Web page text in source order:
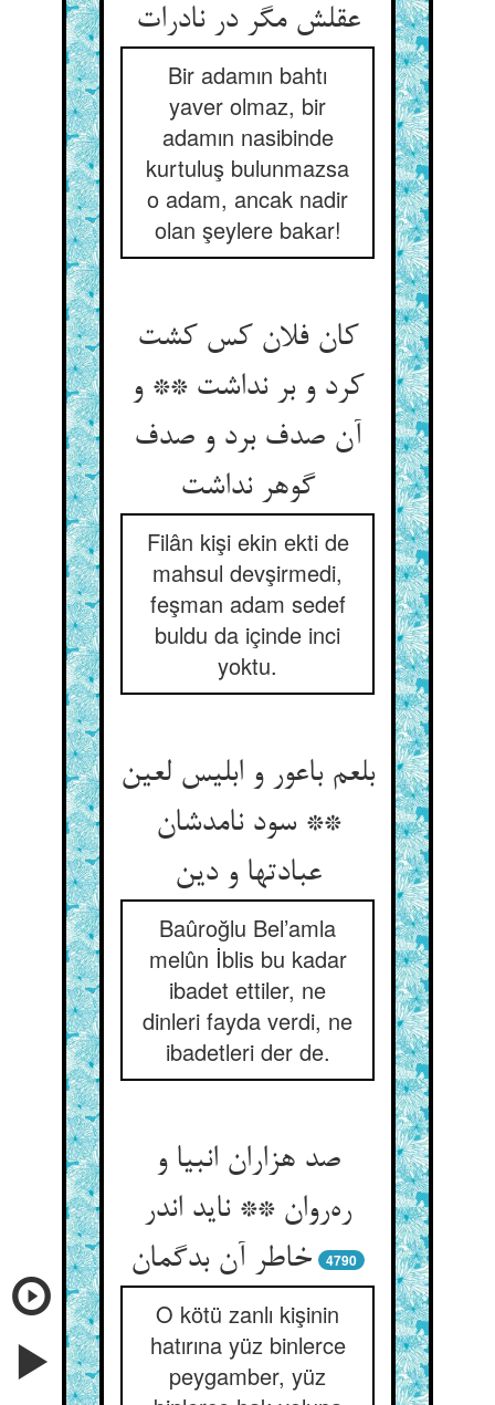
عقلش مگر در نادرات
Bir adamın bahtı
yaver olmaz, bir
adamın nasibinde
kurtuluş bulunmazsa
o adam, ancak nadir
olan şeylere bakar!
کان فلان کس کشت
کرد و بر نداشت ** و
آن صدف برد و صدف
گوهر نداشت
Filân kişi ekin ekti de
mahsul devşirmedi,
feşman adam sedef
buldu da içinde inci
yoktu.
بلعم باعور و ابلیس لعین
** سود نامدشان
عبادتها و دین
Baûroğlu Bel’amla
melûn İblis bu kadar
ibadet ettiler, ne
dinleri fayda verdi, ne
ibadetleri der de.
صد هزاران انبیا و
ره‌روان ** ناید اندر
خاطر آن بدگمان
4790
O kötü zanlı kişinin
hatırına yüz binlerce
peygamber, yüz